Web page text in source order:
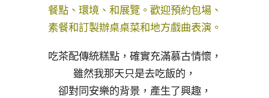
餐點、環境、和展覽。歡迎預約包場、
素餐和訂製辦桌桌菜和地方戲曲表演。
吃茶配傳統糕點，確實充滿慕古情懷，
雖然我那天只是去吃飯的，
卻對同安樂的背景，產生了興趣，